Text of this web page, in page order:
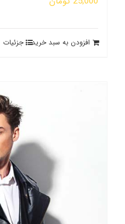
افزودن به سبد خرید جزئیات